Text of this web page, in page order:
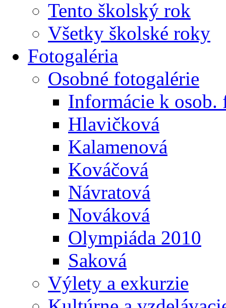
Tento školský rok
Všetky školské roky
Fotogaléria
Osobné fotogalérie
Informácie k osob.
Hlavičková
Kalamenová
Kováčová
Návratová
Nováková
Olympiáda 2010
Saková
Výlety a exkurzie